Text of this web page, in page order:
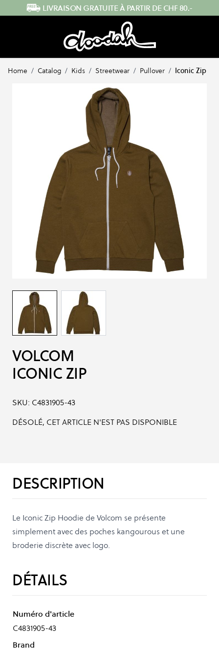
Skip to Content ENVOI RAPIDE DEPUIS LA SUISSE
Home / Catalog / Kids / Streetwear / Pullover / Iconic Zip
VOLCOM
ICONIC ZIP
SKU: C4831905-43
DÉSOLÉ, CET ARTICLE N'EST PAS DISPONIBLE
DESCRIPTION
Le Iconic Zip Hoodie de Volcom se présente
simplement avec des poches kangourous et une
broderie discrète avec logo.
DÉTAILS
Numéro d'article
C4831905-43
Brand